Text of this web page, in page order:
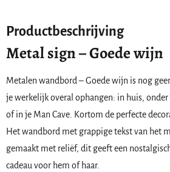
Productbeschrijving
Metal sign – Goede wijn
Metalen wandbord – Goede wijn is nog
je werkelijk overal ophangen: in huis,
of in je Man Cave. Kortom de perfecte
Het wandbord met grappige tekst van het
gemaakt met reliëf, dit geeft een
cadeau voor hem of haar.